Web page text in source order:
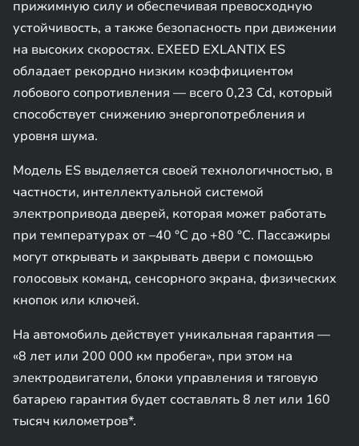
прижимную силу и обеспечивая превосходную
устойчивость, а также безопасность при движении
на высоких скоростях. EXEED EXLANTIX ES
обладает рекордно низким коэффициентом
лобового сопротивления — всего 0,23 Cd, который
способствует снижению энергопотребления и
уровня шума.
Модель ES выделяется своей технологичностью, в
частности, интеллектуальной системой
электропривода дверей, которая может работать
при температурах от –40 °C до +80 °C. Пассажиры
могут открывать и закрывать двери с помощью
голосовых команд, сенсорного экрана, физических
кнопок или ключей.
На автомобиль действует уникальная гарантия —
«8 лет или 200 000 км пробега», при этом на
электродвигатели, блоки управления и тяговую
батарею гарантия будет составлять 8 лет или 160
тысяч километров*.